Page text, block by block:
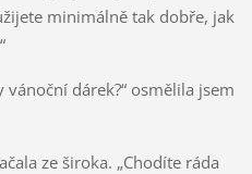
minimálně tak dobře, jak
vánoční dárek?“ osmělila jsem
ze široka. „Chodíte ráda